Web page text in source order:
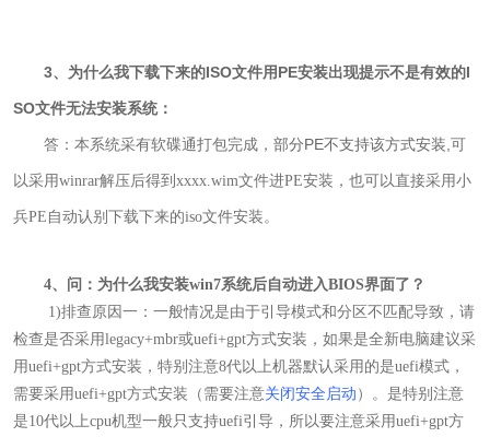
3、为什么我下载下来的ISO文件用PE安装出现提示不是有效的I
SO文件无法安装系统：
答：本系统采有软碟通打包完成，部分PE不支持该方式安装,可
以采用winrar解压后得到xxxx.wim文件进PE安装，也可以直接采用小
兵PE自动认别下载下来的iso文件安装。
4、问：为什么我安装win7系统后自动进入BIOS界面了 ？
1)排查原因一：一般情况是由于引导模式和分区不匹配导致，请
检查是否采用legacy+mbr或uefi+gpt方式安装，如果是全新电脑建议采
用uefi+gpt方式安装，特别注意8代以上机器默认采用的是uefi模式，
需要采用uefi+gpt方式安装（需要注意关闭安全启动 ）。 是特别注意
是10代以上cpu机型一般只支持uefi引导，所以要注意采用uefi+gpt方